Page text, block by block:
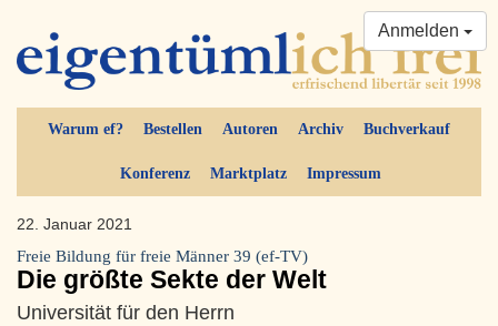
Warum ef? Bestellen Autoren Archiv Buchverkauf
Konferenz Marktplatz Impressum
Anmelden
22. Januar 2021
Freie Bildung für freie Männer 39 (ef-TV)
Die größte Sekte der Welt
Universität für den Herrn